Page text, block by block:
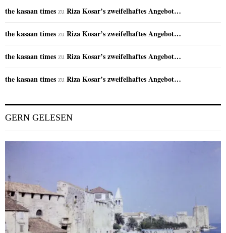
the kasaan times zu Riza Kosar’s zweifelhaftes Angebot…
the kasaan times zu Riza Kosar’s zweifelhaftes Angebot…
the kasaan times zu Riza Kosar’s zweifelhaftes Angebot…
the kasaan times zu Riza Kosar’s zweifelhaftes Angebot…
GERN GELESEN